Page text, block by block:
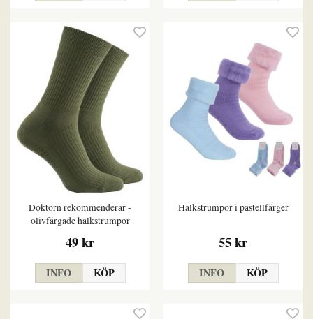
Doktorn rekommenderar -
olivfärgade halkstrumpor
49 kr
INFO KÖP
Halkstrumpor i pastellfärger
55 kr
INFO KÖP